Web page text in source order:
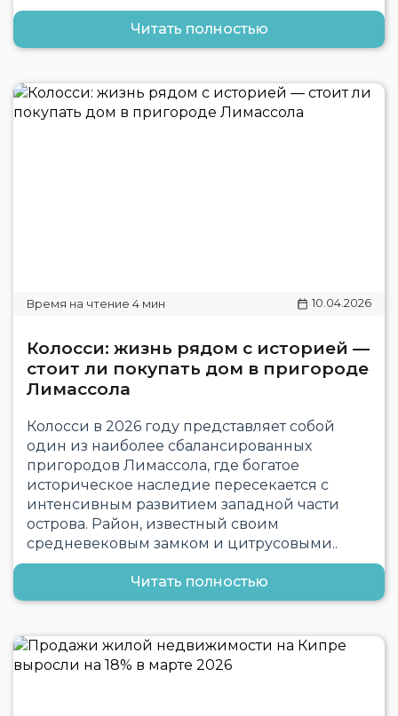
Читать полностью
10.04.2026
Колосси: жизнь рядом с историей —
стоит ли покупать дом в пригороде
Лимассола
Колосси в 2026 году представляет собой
один из наиболее сбалансированных
пригородов Лимассола, где богатое
историческое наследие пересекается с
интенсивным развитием западной части
острова. Район, известный своим
средневековым замком и цитрусовыми..
Читать полностью